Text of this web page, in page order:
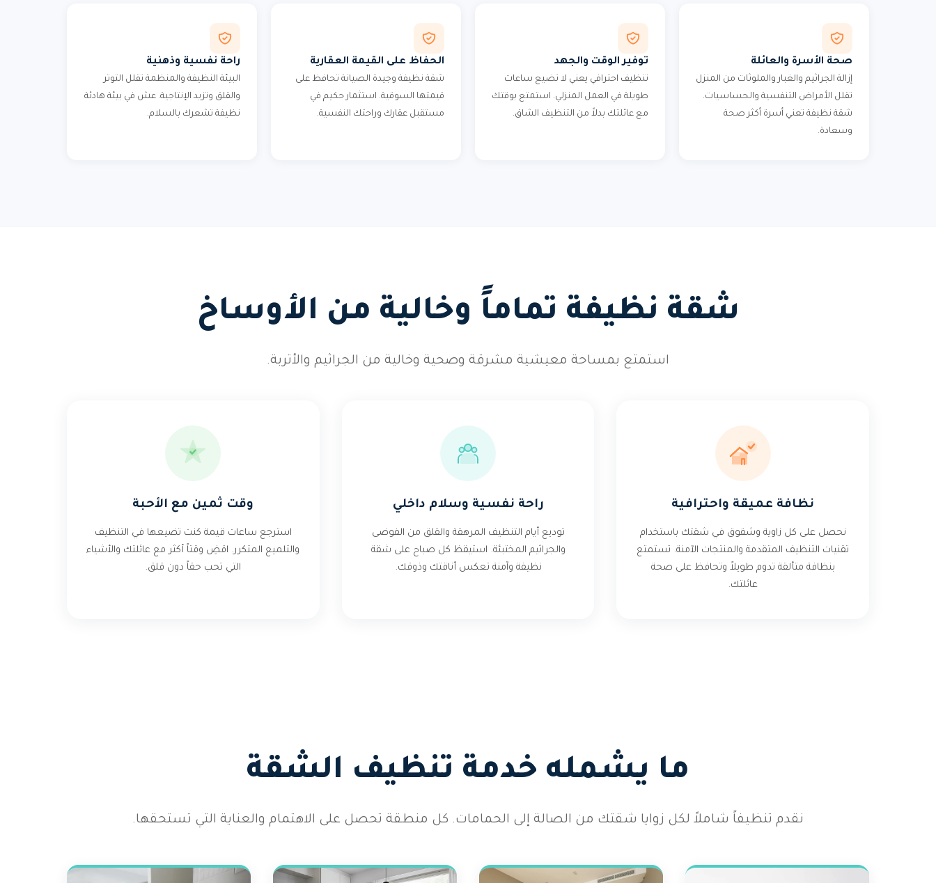
صحة الأسرة والعائلة
إزالة الجراثيم والغبار والملوثات من المنزل
تقلل الأمراض التنفسية والحساسيات.
شقة نظيفة تعني أسرة أكثر صحة
وسعادة.
توفير الوقت والجهد
تنظيف احترافي يعني لا تضيع ساعات
طويلة في العمل المنزلي. استمتع بوقتك
مع عائلتك بدلاً من التنظيف الشاق.
الحفاظ على القيمة العقارية
شقة نظيفة وجيدة الصيانة تحافظ على
قيمتها السوقية. استثمار حكيم في
مستقبل عقارك وراحتك النفسية.
راحة نفسية وذهنية
البيئة النظيفة والمنظمة تقلل التوتر
والقلق وتزيد الإنتاجية. عش في بيئة هادئة
نظيفة تشعرك بالسلام.
شقة نظيفة تماماً وخالية من الأوساخ
استمتع بمساحة معيشية مشرقة وصحية وخالية من الجراثيم والأتربة.
نظافة عميقة واحترافية
نحصل على كل زاوية وشقوق في شقتك باستخدام
تقنيات التنظيف المتقدمة والمنتجات الآمنة. تستمتع
بنظافة متألقة تدوم طويلاً وتحافظ على صحة
عائلتك.
راحة نفسية وسلام داخلي
توديع أيام التنظيف المرهقة والقلق من الفوضى
والجراثيم المختبئة. استيقظ كل صباح على شقة
نظيفة وآمنة تعكس أناقتك وذوقك.
وقت ثمين مع الأحبة
استرجع ساعات قيمة كنت تضيعها في التنظيف
والتلميع المتكرر. اقضِ وقتاً أكثر مع عائلتك والأشياء
التي تحب حقاً دون قلق.
ما يشمله خدمة تنظيف الشقة
نقدم تنظيفاً شاملاً لكل زوايا شقتك من الصالة إلى الحمامات. كل منطقة تحصل على الاهتمام والعناية التي تستحقها.